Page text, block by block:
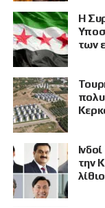
Η
των
την